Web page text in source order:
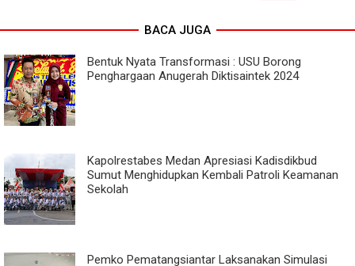
BACA JUGA
Bentuk Nyata Transformasi : USU Borong
Penghargaan Anugerah Diktisaintek 2024
Kapolrestabes Medan Apresiasi Kadisdikbud
Sumut Menghidupkan Kembali Patroli Keamanan
Sekolah
Pemko Pematangsiantar Laksanakan Simulasi